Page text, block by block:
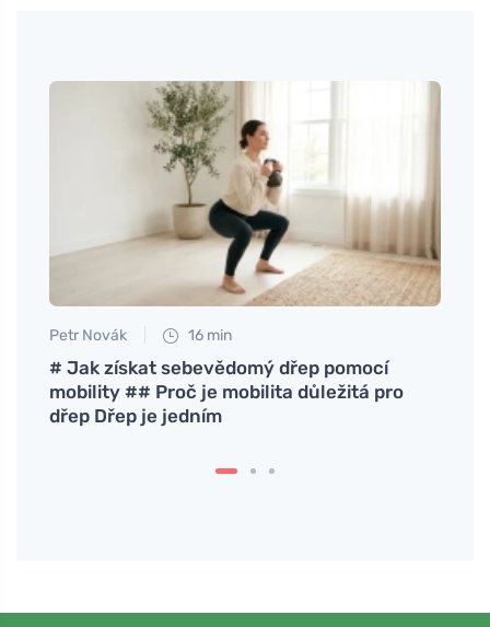
Petr Novák 16 min
# Jak získat sebevědomý dřep pomocí
mobility ## Proč je mobilita důležitá pro
dřep Dřep je jedním